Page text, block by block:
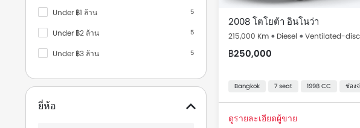
Under ฿1 ล้าน 5
Under ฿2 ล้าน 5
Under ฿3 ล้าน 5
ยี่ห้อ
ใช้แล้ว โตโยต้า Innova
2008 โตโยต้า อินโนว่า
215,000 Km Diesel Ventilated-
฿250,000
Bangkok 7 seat 1998 CC ช่อง
ดูรายละเอียดผู้ขาย